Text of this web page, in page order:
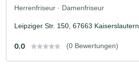
Herrenfriseur · Damenfriseur
Leipziger Str. 150, 67663 Kaiserslautern
0.0 (0 Bewertungen)